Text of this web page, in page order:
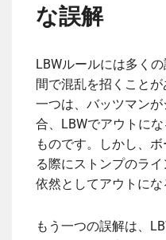
な誤解
LBWルールには多く
間で混乱を招くこと
一つは、バッツマン
合、LBWでアウトに
ものです。しかし、
る際にストンプのライ
依然としてアウトにな
もう一つの誤解は、